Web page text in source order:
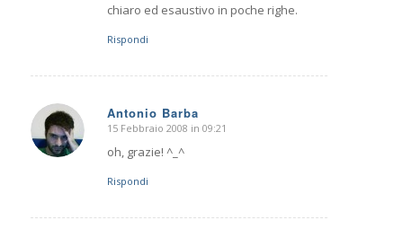
chiaro ed esaustivo in poche righe.
Rispondi
Antonio Barba
dice:
15 Febbraio 2008 in 09:21
oh, grazie! ^_^
Rispondi